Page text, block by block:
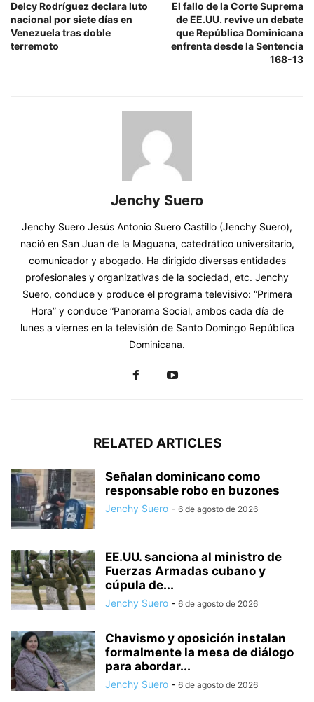
Delcy Rodríguez declara luto
nacional por siete días en
Venezuela tras doble
terremoto
El fallo de la Corte Suprema
de EE.UU. revive un debate
que República Dominicana
enfrenta desde la Sentencia
168-13
Jenchy Suero
Jenchy Suero Jesús Antonio Suero Castillo (Jenchy Suero),
nació en San Juan de la Maguana, catedrático universitario,
comunicador y abogado. Ha dirigido diversas entidades
profesionales y organizativas de la sociedad, etc. Jenchy
Suero, conduce y produce el programa televisivo: “Primera
Hora” y conduce “Panorama Social, ambos cada día de
lunes a viernes en la televisión de Santo Domingo República
Dominicana.
RELATED ARTICLES
Señalan dominicano como
responsable robo en buzones
Jenchy Suero - 6 de agosto de 2026
EE.UU. sanciona al ministro de
Fuerzas Armadas cubano y
cúpula de...
Jenchy Suero - 6 de agosto de 2026
Chavismo y oposición instalan
formalmente la mesa de diálogo
para abordar...
Jenchy Suero - 6 de agosto de 2026